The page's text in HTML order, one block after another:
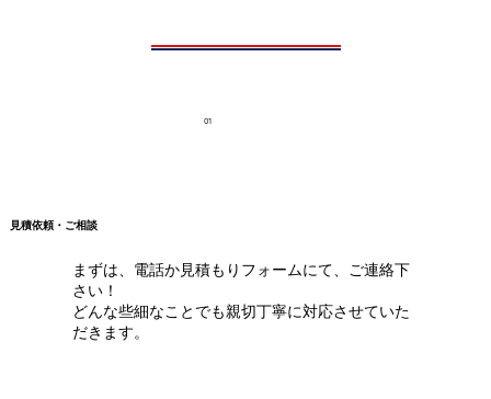
01
まずは、電話か見積もりフォームにて、ご連絡下
さい！
どんな些細なことでも親切丁寧に対応させていた
だきます。
見積依頼・ご相談